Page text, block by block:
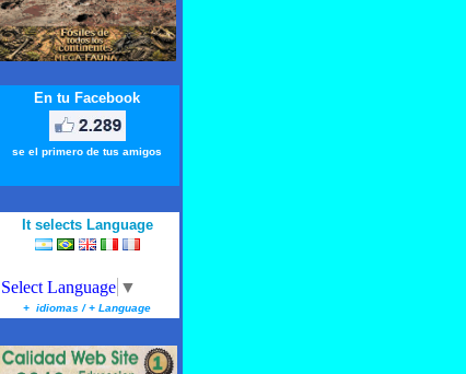
En tu Facebook
se el primero de tus amigos
It selects Language
Select Language ▼
+ idiomas / + Language